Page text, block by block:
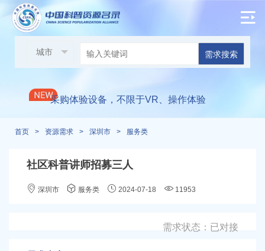
需求搜索
邀请各单位参与现场展示：2024光明区
/
采购体验设备，不限于VR、操作体验
华雅科技成果转化研究院寻求AI合作 /
首页 > 资源需求 > 深圳市 > 服务类
社区科普讲师招募三人
深圳市 服务类 2024-07-18 11953
需求状态：已对接